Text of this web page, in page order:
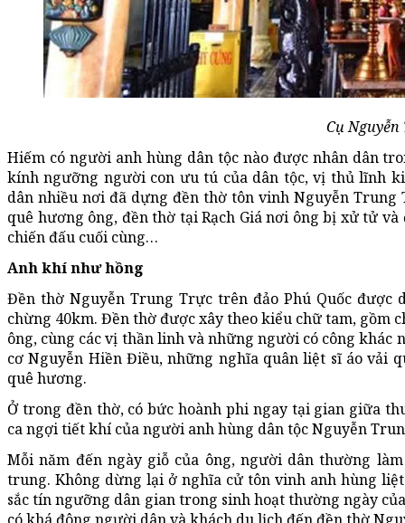
Cụ
Hiếm có người anh hùng dân tộc nào được nhân dân
kính ngưỡng người con ưu tú của dân tộc, vị thủ lĩnh
dân nhiều nơi đã dựng đền thờ tôn vinh Nguyễn
quê hương ông, đền thờ tại Rạch Giá nơi ông bị xử tử
chiến đấu cuối cùng…
Anh khí như hồng
Đền thờ Nguyễn Trung Trực trên đảo Phú Quốc được
chừng 40km. Đền thờ được xây theo kiểu chữ tam, gồm
ông, cùng các vị thần linh và những người có công khác
cơ Nguyễn Hiền Điều, những nghĩa quân liệt sĩ áo vải
quê hương.
Ở trong đền thờ, có bức hoành phi ngay tại gian giữa
ca ngợi tiết khí của người anh hùng dân tộc Nguyễn
Mỗi năm đến ngày giỗ của ông, người dân thường
trung. Không dừng lại ở nghĩa cử tôn vinh anh hùng
sắc tín ngưỡng dân gian trong sinh hoạt thường ngày